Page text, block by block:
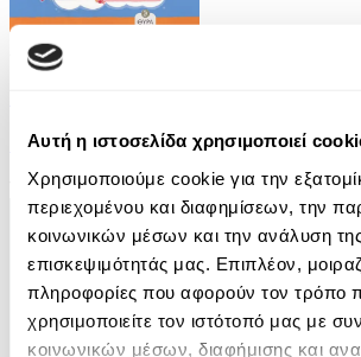
Αυτή η ιστοσελίδα χρησιμοποιεί
Χρησιμοποιούμε cookie για την
περιεχομένου και διαφημίσεων, την
κοινωνικών μέσων και την ανάλυση
επισκεψιμότητάς μας. Επιπλέον,
πληροφορίες που αφορούν τον τρόπο
χρησιμοποιείτε τον ιστότοπό μας με
κοινωνικών μέσων, διαφήμισης και
Audiobook
Κρυσταλλένια Βιγγοπούλου
13.50€ 6.75€ (-50%)